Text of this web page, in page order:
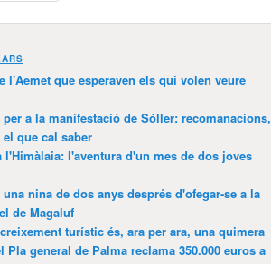
l’Aemet que esperaven els qui volen veure
a la manifestació de Sóller: recomanacions,
que cal saber
l'Himàlaia: l'aventura d'un mes de dos joves
nina de dos anys després d'ofegar-se a la
de Magaluf
turístic és, ara per ara, una quimera
Pla general de Palma reclama 350.000 euros a